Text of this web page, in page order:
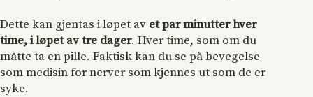
Dette kan gjentas i løpet av et par minutter hver
time, i løpet av tre dager. Hver time, som om du
måtte ta en pille. Faktisk kan du se på bevegelse
som medisin for nerver som kjennes ut som de er
syke.